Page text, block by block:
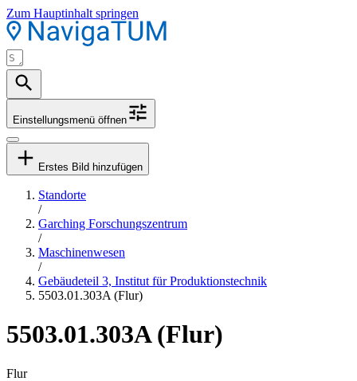
Zum Hauptinhalt springen
Einstellungsmenü öffnen
Erstes Bild hinzufügen
Standorte
/
Garching Forschungszentrum
/
Maschinenwesen
/
Gebäudeteil 3, Institut für Produktionstechnik
5503.01.303A (Flur)
5503.01.303A (Flur)
Flur